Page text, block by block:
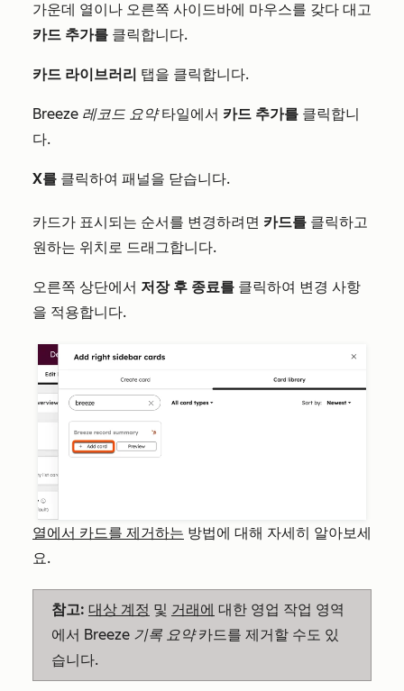
가운데 열이나 오른쪽 사이드바에 마우스를 갖다 대고
카드 추가를 클릭합니다.
카드 라이브러리 탭을 클릭합니다.
Breeze 레코드 요약타일에서 카드 추가를 클릭합니
다.
X를 클릭하여 패널을 닫습니다.
카드가 표시되는 순서를 변경하려면 카드를 클릭하고
원하는 위치로 드래그합니다.
오른쪽 상단에서 저장 후 종료를 클릭하여 변경 사항
을 적용합니다.
열에서 카드를 제거하는 방법에 대해 자세히 알아보세
요.
참고: 대상 계정 및 거래에 대한 영업 작업 영역
에서 Breeze 기록 요약카드를 제거할 수도 있
습니다.